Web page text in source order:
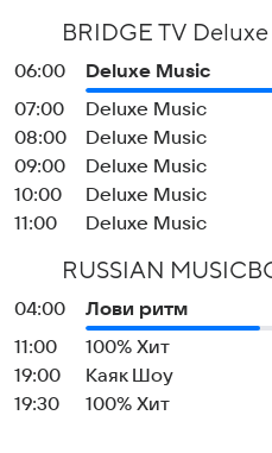
BRIDGE TV
06:00
Deluxe Music
07:00
Deluxe Music
08:00
Deluxe Music
09:00
Deluxe Music
10:00
Deluxe Music
11:00
Deluxe Music
RUSSIAN
04:00
Лови ритм
11:00
100% Хит
19:00
Каяк Шоу
19:30
100% Хит